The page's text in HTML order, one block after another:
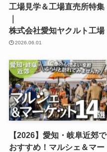
工場見学＆工場直売所特集
株式会社愛知ヤクルト工場
2026.06.01
【2026】愛知・岐阜近郊で
おすすめ！マルシェ＆マー